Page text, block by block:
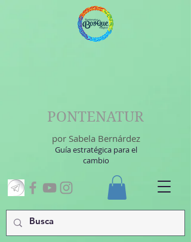
PONTENATUR
por Sabela Bernárdez
Guía estratégica para el
cambio